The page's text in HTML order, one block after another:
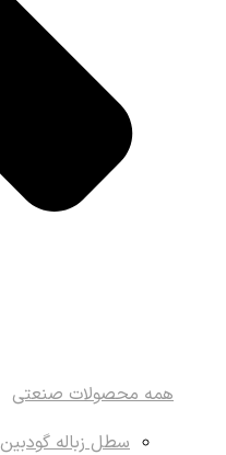
همه محصولات صنعتی
سطل زباله گودبین